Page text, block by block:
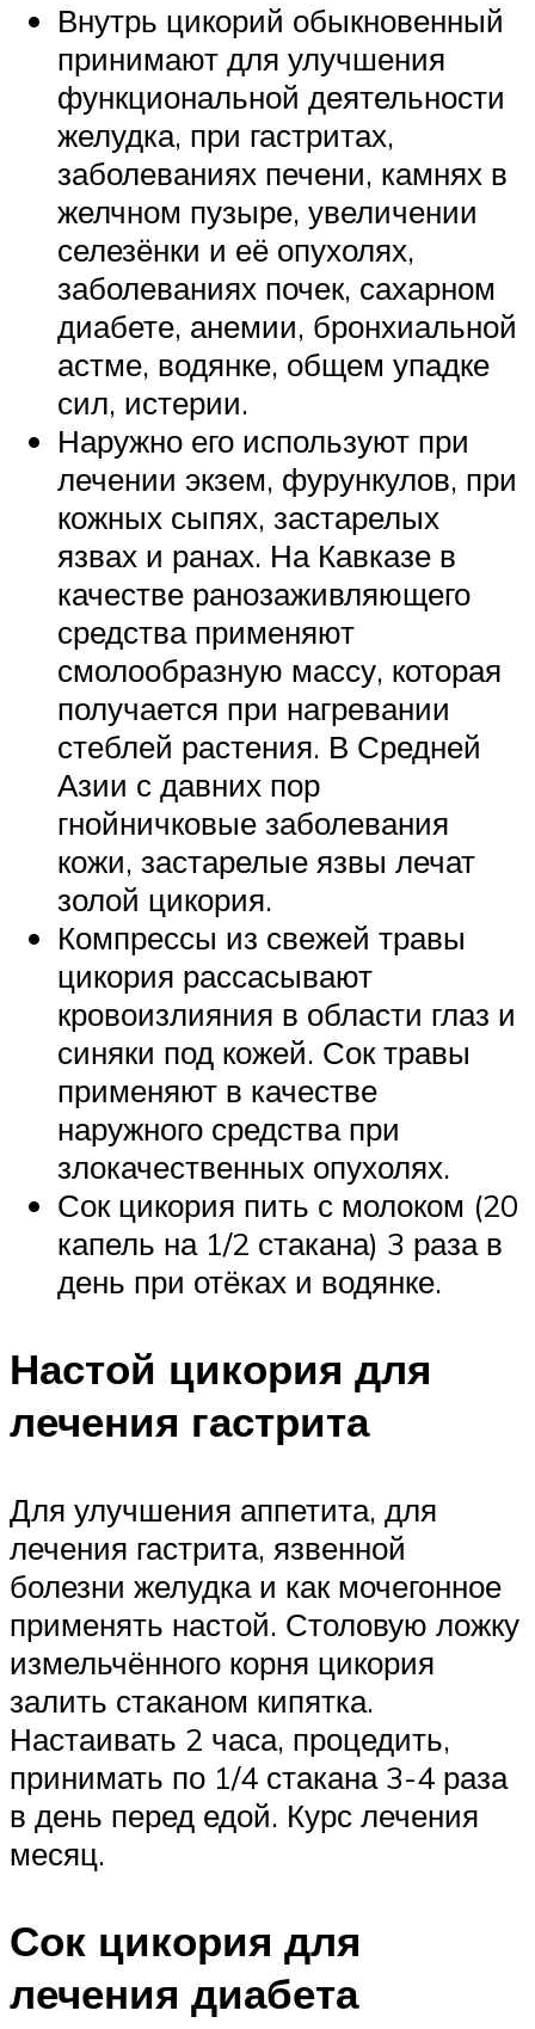
Внутрь цикорий обыкновенный
принимают для улучшения
функциональной деятельности
желудка, при гастритах,
заболеваниях печени, камнях в
желчном пузыре, увеличении
селезёнки и её опухолях,
заболеваниях почек, сахарном
диабете, анемии, бронхиальной
астме, водянке, общем упадке
сил, истерии.
Наружно его используют при
лечении экзем, фурункулов, при
кожных сыпях, застарелых
язвах и ранах. На Кавказе в
качестве ранозаживляющего
средства применяют
смолообразную массу, которая
получается при нагревании
стеблей растения. В Средней
Азии с давних пор
гнойничковые заболевания
кожи, застарелые язвы лечат
золой цикория.
Компрессы из свежей травы
цикория рассасывают
кровоизлияния в области глаз и
синяки под кожей. Сок травы
применяют в качестве
наружного средства при
злокачественных опухолях.
Сок цикория пить с молоком (20
капель на 1/2 стакана) 3 раза в
день при отёках и водянке.
Настой цикория для
лечения гастрита
Для улучшения аппетита, для
лечения гастрита, язвенной
болезни желудка и как мочегонное
применять настой. Столовую ложку
измельчённого корня цикория
залить стаканом кипятка.
Настаивать 2 часа, процедить,
принимать по 1/4 стакана 3-4 раза
в день перед едой. Курс лечения
месяц.
Сок цикория для
лечения диабета